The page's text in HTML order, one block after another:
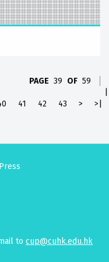
PAGE 39 OF 59
41 42 43 > >|
to cup@cuhk.edu.hk